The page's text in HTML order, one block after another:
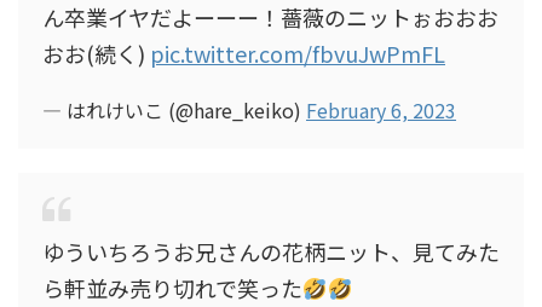
ん卒業イヤだよーーー！薔薇のニットぉおおお
おお(続く) pic.twitter.com/fbvuJwPmFL
— はれけいこ (@hare_keiko) February 6, 2023
ゆういちろうお兄さんの花柄ニット、見てみた
ら軒並み売り切れで笑った